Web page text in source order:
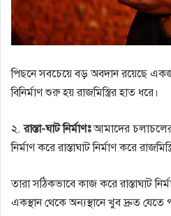
পিছনে সবচেয়ে বড় অবদান রয়েছে
বিনির্মাণ শুরু হয় রাজমিস্ত্রির হাত ধরে।
২.রাস্তা-ঘাট নির্মাণঃআমাদের চলাচলের
নির্মাণ করে রাস্তাঘাট নির্মাণ করে
তারা সঠিকভাবে কাজ করে রাস্তাঘাট
একস্থান থেকে অন্যস্থানে খুব দ্রুত যেতে